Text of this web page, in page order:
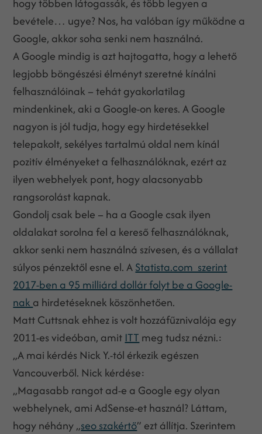
bevétele… ugye? Nos, ha valóban így működne a
Google, akkor soha senki nem használná.
A Google mindig is azt hajtogatta, hogy a lehető
legjobb böngészési élményt szeretné kínálni
felhasználóinak – tehát gyakorlatilag
mindenkinek, aki a Google-on keres. A Google
nagyon is jól tudja, hogy egy hirdetésekkel
telepakolt, sekélyes tartalmú oldal nem kínál
pozitív élményeket a felhasználóknak, ezért az
ilyen webhelyek pont, hogy alacsonyabb
rangsorolást kapnak.
Gondolj csak bele – ha a Google csak ilyen
oldalakat sorolna fel a kereső felhasználóknak,
akkor senki nem használná szívesen, és a vállalat
súlyos pénzektől esne el. AStatista.com szerint
2017-ben a 95 milliárd dollár folyt be a Google-
naka hirdetéseknek köszönhetően.
Matt Cuttsnak ehhez is volt hozzáfűznivalója egy
2011-es videóban, amit ITT meg tudsz nézni.:
„A mai kérdés Nick Y.-tól érkezik egészen
Vancouverből. Nick kérdése:
„Magasabb rangot ad-e a Google egy olyan
webhelynek, ami AdSense-et használ? Láttam,
hogy néhány „seo szakértő” ezt állítja. Szerintem